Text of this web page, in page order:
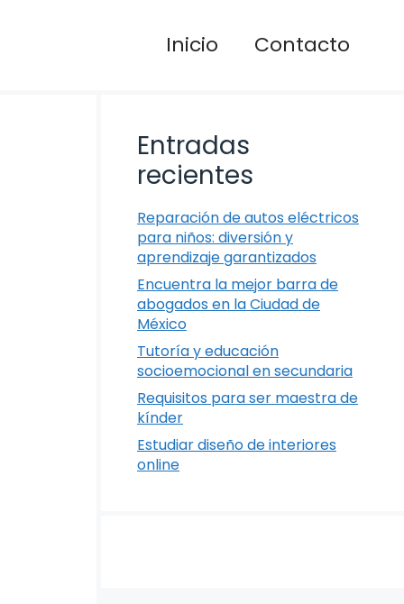
Inicio Contacto
Entradas
recientes
Reparación de autos eléctricos
para niños: diversión y
aprendizaje garantizados
Encuentra la mejor barra de
abogados en la Ciudad de
México
Tutoría y educación
socioemocional en secundaria
Requisitos para ser maestra de
kínder
Estudiar diseño de interiores
online